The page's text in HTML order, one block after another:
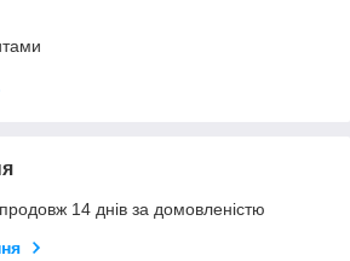
14 днів за домовленістю